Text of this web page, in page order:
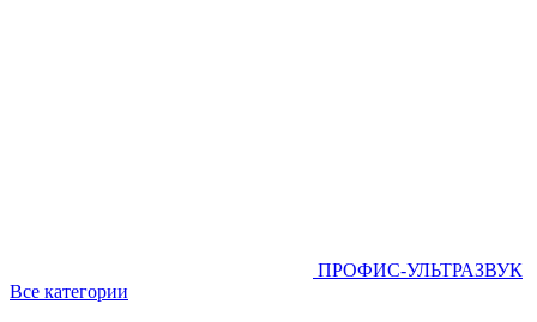
ПРОФИС-УЛЬТРАЗВУК
Все категории